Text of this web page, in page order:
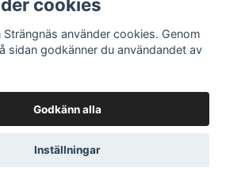
Strängnäs
cookies
Strängnäs använder cookies. Genom
sidan godkänner du användandet av
Godkänn alla
Inställningar